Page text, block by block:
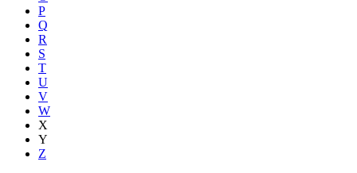
P
Q
R
S
T
U
V
W
X
Y
Z